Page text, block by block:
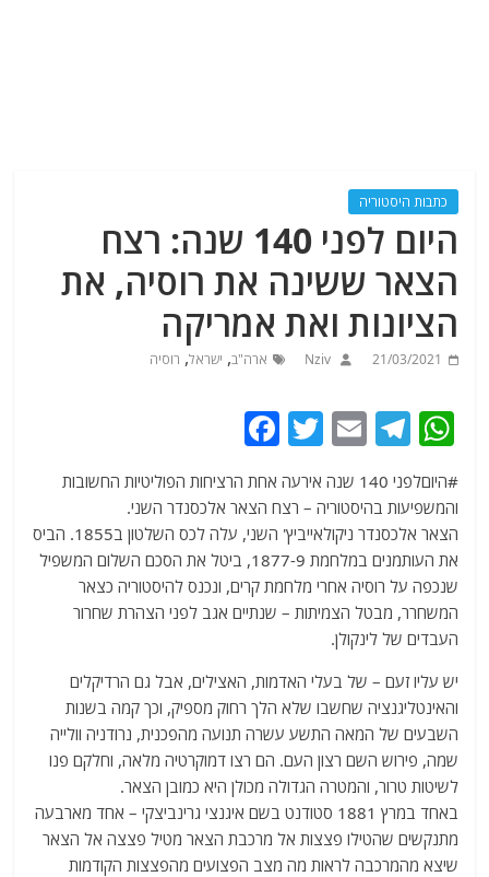
כתבות היסטוריה
היום לפני 140 שנה: רצח
הצאר ששינה את רוסיה, את
הציונות ואת אמריקה
21/03/2021
Nziv ארה"ב, ישראל, רוסיה
W
h
at
s
A
p
p
T
e
g
ra
m
E
ai
l
T
itt
er
c
e
b
o
k
#היוםלפני 140 שנה אירעה אחת הרציחות הפוליטיות החשובות
והמשפיעות בהיסטוריה – רצח הצאר אלכסנדר השני.
הצאר אלכסנדר ניקולאייביץ' השני, עלה לכס השלטון ב1855. הביס
את העותמנים במלחמת 1877-9, ביטל את הסכם השלום המשפיל
שנכפה על רוסיה אחרי מלחמת קרים, ונכנס להיסטוריה כצאר
המשחרר, מבטל הצמיתות – שנתיים אגב לפני הצהרת שחרור
העבדים של לינקולן.
יש עליו זעם – של בעלי האדמות, האצילים, אבל גם הרדיקלים
והאינטליגנציה שחשבו שלא הלך רחוק מספיק, וכך קמה בשנות
השבעים של המאה התשע עשרה תנועה מהפכנית, נרודניה וולייה
שמה, פירוש השם רצון העם. הם רצו דמוקרטיה מלאה, וחלקם פנו
לשיטות טרור, והמטרה הגדולה מכולן היא כמובן הצאר.
באחד במרץ 1881 סטודנט בשם איגנצי גרינביצקי – אחד מארבעה
מתנקשים שהטילו פצצות אל מרכבת הצאר מטיל פצצה אל הצאר
שיצא מהמרכבה לראות מה מצב הפצועים מהפצצות הקודמות